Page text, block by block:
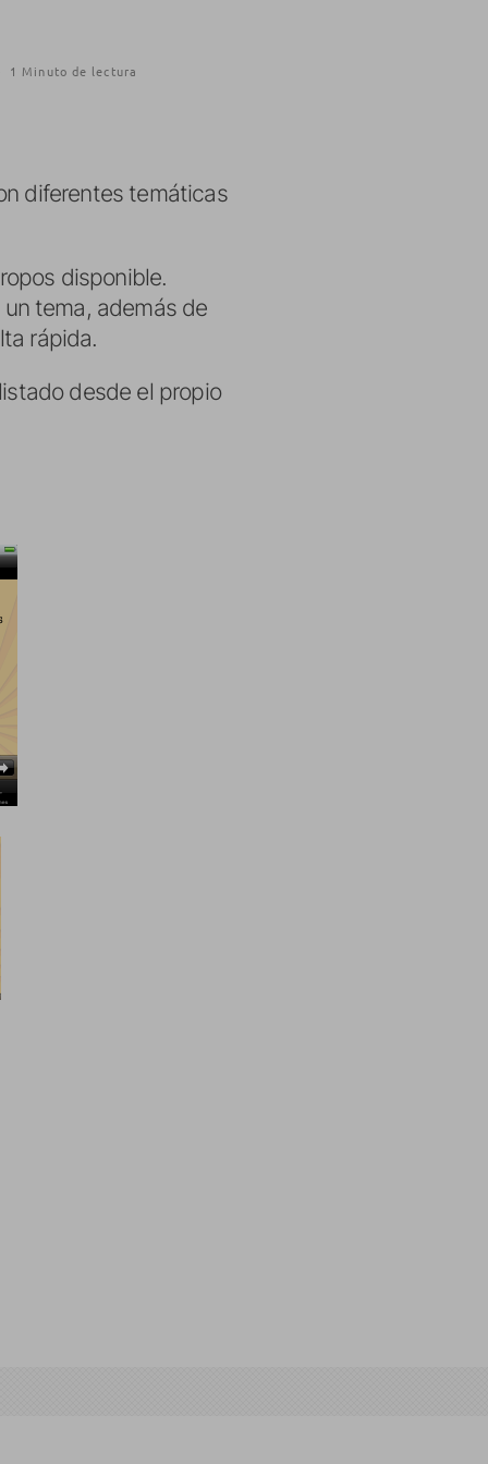
1 Minuto de lectura
diferentes temáticas
disponible.
tema, además de
rápida.
desde el propio